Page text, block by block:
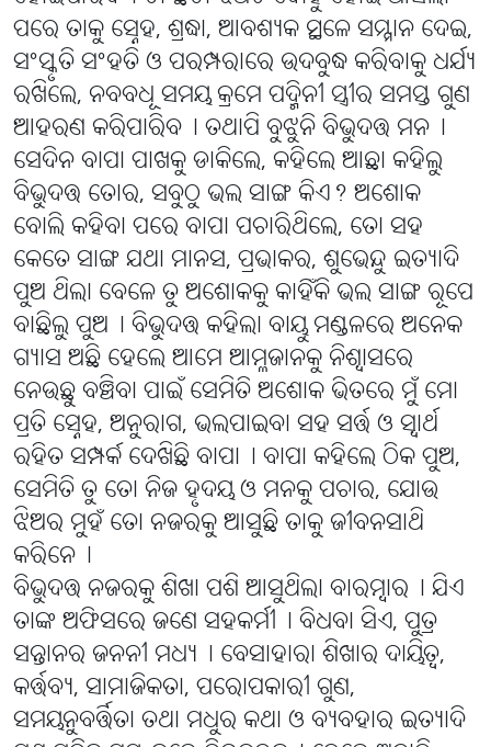
ପରେ ତାକୁ ସ୍ନେହ, ଶ୍ରଦ୍ଧା, ଆବଶ୍ୟକ ସ୍ଥଳେ ସମ୍ମାନ ଦେଇ,
ସଂସ୍କୃତି ସଂହତି ଓ ପରମ୍ପରାରେ ଉଦବୁଦ୍ଧ କରିବାକୁ ଧର୍ଯ୍ୟ
ରଖିଲେ, ନବବଧୂ ସମୟ କ୍ରମେ ପଦ୍ମିନୀ ସ୍ତ୍ରୀର ସମସ୍ତ ଗୁଣ
ଆହରଣ କରିପାରିବ୤ ତଥାପି ବୁଝୁନି ବିଭୁଦତ୍ତ ମନ୤
ସେଦିନ ବାପା ପାଖକୁ ଡାକିଲେ, କହିଲେ ଆଛା କହିଲୁ
ବିଭୁଦତ୍ତ ତୋର, ସବୁଠୁ ଭଲ ସାଙ୍ଗ କିଏ? ଅଶୋକ
ବୋଲି କହିବା ପରେ ବାପା ପଚାରିଥିଲେ, ତୋ ସହ
କେତେ ସାଙ୍ଗ ଯଥା ମାନସ, ପ୍ରଭାକର, ଶୁଭେନ୍ଦୁ ଇତ୍ୟାଦି
ପୁଅ ଥିଲା ବେଳେ ତୁ ଅଶୋକକୁ କାହିଁକି ଭଲ ସାଙ୍ଗ ରୂପେ
ବାଛିଲୁ ପୁଅ୤ ବିଭୁଦତ୍ତ କହିଲା ବାୟୁ ମଣ୍ଡଳରେ ଅନେକ
ଗ୍ୟାସ ଅଛି ହେଲେ ଆମେ ଆମ୍ଳଜାନକୁ ନିଶ୍ୱାସରେ
ନେଉଛୁ ବଞ୍ଚିବା ପାଇଁ ସେମିତି ଅଶୋକ ଭିତରେ ମୁଁ ମୋ
ପ୍ରତି ସ୍ନେହ, ଅନୁରାଗ, ଭଲପାଇବା ସହ ସର୍ତ୍ତ ଓ ସ୍ୱାର୍ଥ
ରହିତ ସମ୍ପର୍କ ଦେଖିଛି ବାପା୤ ବାପା କହିଲେ ଠିକ ପୁଅ,
ସେମିତି ତୁ ତୋ ନିଜ ହୃଦୟ ଓ ମନକୁ ପଚାର, ଯୋଉ
ଝିଅର ମୁହଁ ତୋ ନଜରକୁ ଆସୁଛି ତାକୁ ଜୀବନସାଥି
କରିନେ୤
ବିଭୁଦତ୍ତ ନଜରକୁ ଶିଖା ପଶି ଆସୁଥିଲା ବାରମ୍ବାର୤ ଯିଏ
ତାଙ୍କ ଅଫିସରେ ଜଣେ ସହକର୍ମୀ୤ ବିଧବା ସିଏ, ପୁତ୍ର
ସନ୍ତାନର ଜନନୀ ମଧ୍ୟ୤ ବେସାହାରା ଶିଖାର ଦାୟିତ୍ବ,
କର୍ତ୍ତବ୍ୟ, ସାମାଜିକତା, ପରୋପକାରୀ ଗୁଣ,
ସମୟନୁବର୍ତ୍ତିତା ତଥା ମଧୁର କଥା ଓ ବ୍ୟବହାର ଇତ୍ୟାଦି